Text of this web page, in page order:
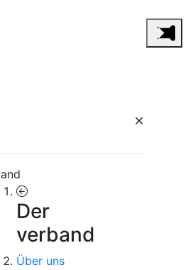
Der
verband
Über uns